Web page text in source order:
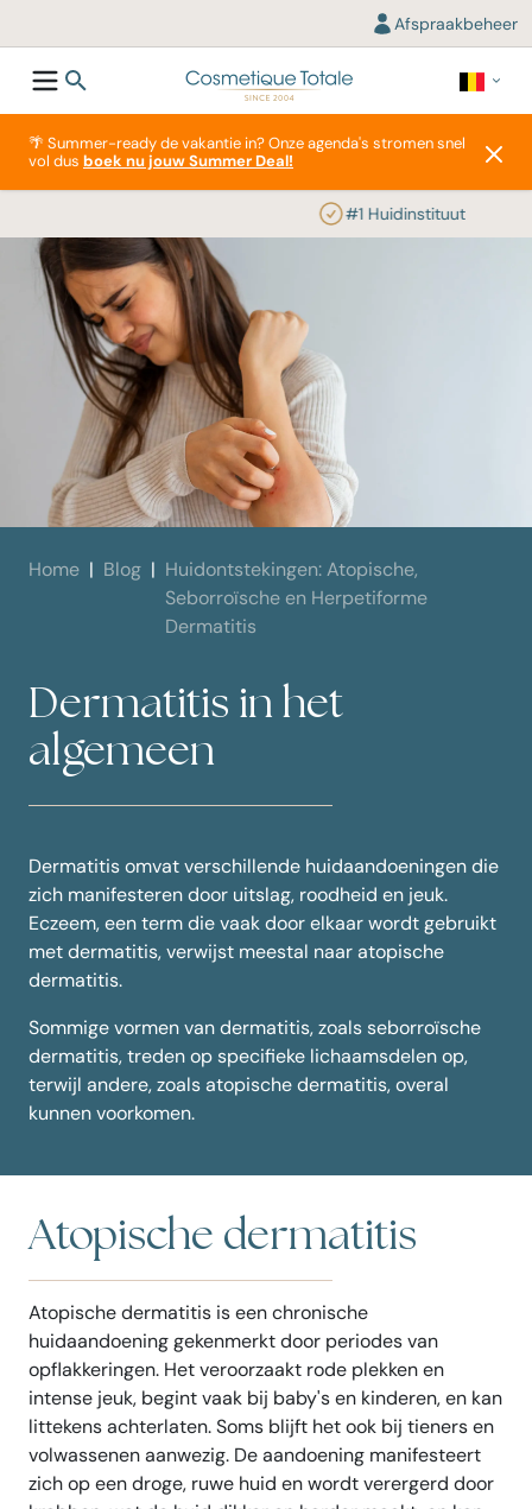
Afspraakbeheer
🌴 Summer-ready de vakantie in? Onze agenda's stromen snel
vol dus boek nu jouw Summer Deal!
#1 Huidinstituut
Home Blog
Huidontstekingen: Atopische,
Seborroïsche en Herpetiforme
Dermatitis
Dermatitis in het
algemeen
Dermatitis omvat verschillende huidaandoeningen die
zich manifesteren door uitslag, roodheid en jeuk.
Eczeem, een term die vaak door elkaar wordt gebruikt
met dermatitis, verwijst meestal naar atopische
dermatitis.
Sommige vormen van dermatitis, zoals seborroïsche
dermatitis, treden op specifieke lichaamsdelen op,
terwijl andere, zoals atopische dermatitis, overal
kunnen voorkomen.
Atopische dermatitis
Atopische dermatitis is een chronische
huidaandoening gekenmerkt door periodes van
opflakkeringen. Het veroorzaakt rode plekken en
intense jeuk, begint vaak bij baby's en kinderen, en kan
littekens achterlaten. Soms blijft het ook bij tieners en
volwassenen aanwezig. De aandoening manifesteert
zich op een droge, ruwe huid en wordt verergerd door